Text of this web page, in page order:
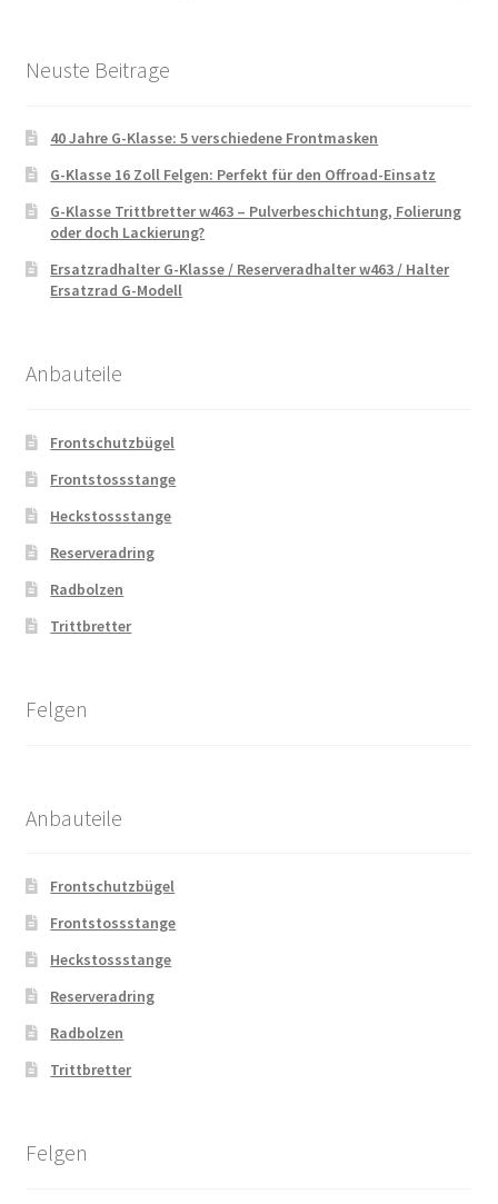
Neuste Beitrage
40 Jahre G-Klasse: 5 verschiedene Frontmasken
G-Klasse 16 Zoll Felgen: Perfekt für den Offroad-Einsatz
G-Klasse Trittbretter w463 – Pulverbeschichtung, Folierung
oder doch Lackierung?
Ersatzradhalter G-Klasse / Reserveradhalter w463 / Halter
Ersatzrad G-Modell
Anbauteile
Frontschutzbügel
Frontstossstange
Heckstossstange
Reserveradring
Radbolzen
Trittbretter
Felgen
Anbauteile
Frontschutzbügel
Frontstossstange
Heckstossstange
Reserveradring
Radbolzen
Trittbretter
Felgen